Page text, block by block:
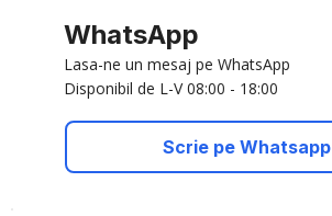
WhatsApp
Lasa-ne un mesaj pe WhatsApp
Disponibil de L-V 08:00 - 18:00
Scrie pe Whatsapp